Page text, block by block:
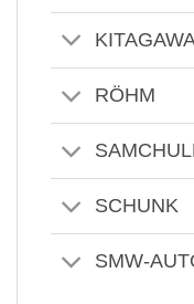
RÖHM
SCHUNK
SMW-